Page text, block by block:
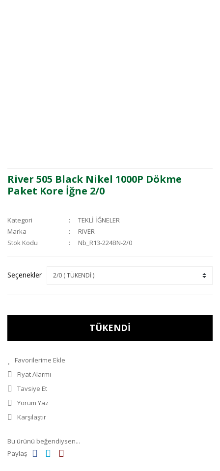
River 505 Black Nikel 1000P Dökme
Paket Kore İğne 2/0
Kategori
TEKLİ İĞNELER
Marka
RIVER
Stok Kodu
Nb_R13-224BN-2/0
Seçenekler
TÜKENDİ
Fiyat Alarmı
Tavsiye Et
Yorum Yaz
Karşılaştır
Bu ürünü beğendiysen...
Paylaş